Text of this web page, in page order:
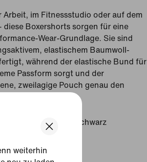
weiterhin
Arbeit, im Fitnessstudio oder auf dem
diese Boxershorts sorgen für eine
Wear-Grundlage. Sie sind
elastischem Baumwoll-
während der elastische Bund für
Passform sorgt und der
zweilagige Pouch genau den
Gym Red/Schwarz